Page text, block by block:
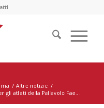
/ Altre notizie /
gli atleti della Pallavolo Fae...